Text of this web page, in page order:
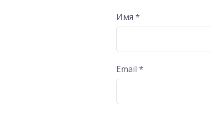
Имя*
Email*